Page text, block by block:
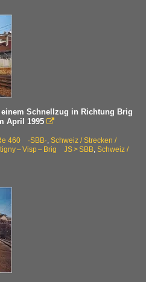
einem Schnellzug in Richtung Brig
April 1995 
460 ·SBB·, Schweiz / Strecken /
– Visp – Brig JS > SBB, Schweiz /